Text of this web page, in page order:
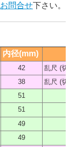
お問合せ下さい。
内径(mm)
42
乱尺 (切
38
乱尺 (切
51
51
49
49